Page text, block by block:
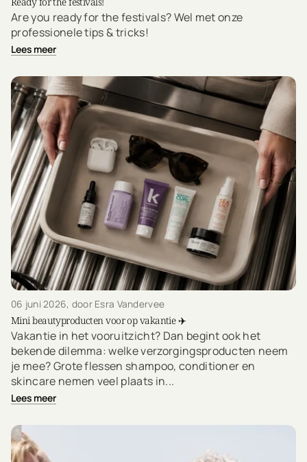
Are you ready for the festivals? Wel met onze
professionele tips & tricks!
Lees meer
06 juni 2026, door Esra Vandervee
Mini beautyproducten voor op vakantie ✈️
Vakantie in het vooruitzicht? Dan begint ook het
bekende dilemma: welke verzorgingsproducten neem
je mee? Grote flessen shampoo, conditioner en
skincare nemen veel plaats in...
Lees meer